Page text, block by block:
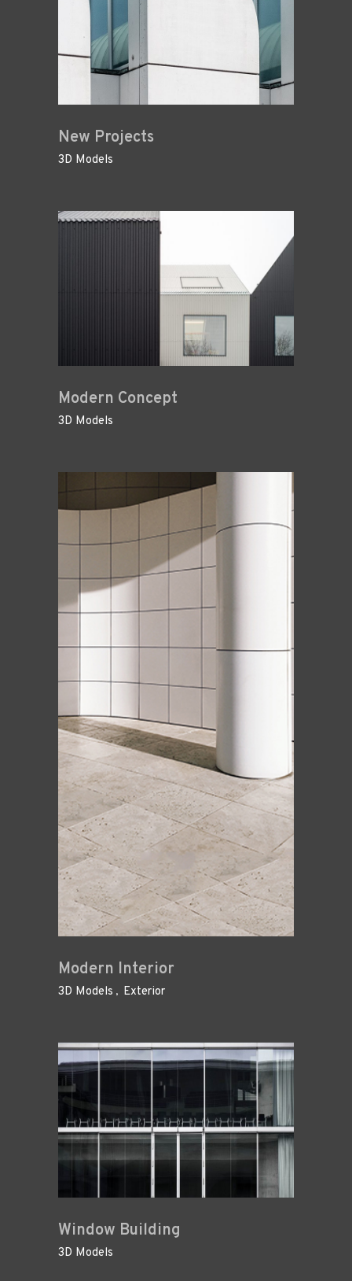
New Projects
3D Models
Modern Concept
3D Models
Modern Interior
3D Models Exterior
Window Building
3D Models